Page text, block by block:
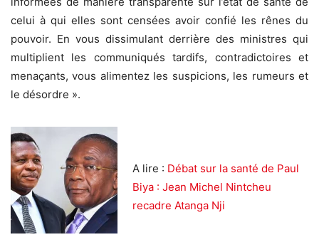
celui à qui elles sont censées avoir confié les rênes du
pouvoir. En vous dissimulant derrière des ministres qui
multiplient les communiqués tardifs, contradictoires et
menaçants, vous alimentez les suspicions, les rumeurs et
le désordre ».
A lire : Débat sur la santé de Paul
Biya : Jean Michel Nintcheu
recadre Atanga Nji